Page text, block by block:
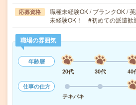
応募資格
職種未経験OK / ブランクOK /
未経験OK！ #初めての派遣歓
職場の雰囲気
年齢層
20代
30代 40
仕事の仕方
テキパキ